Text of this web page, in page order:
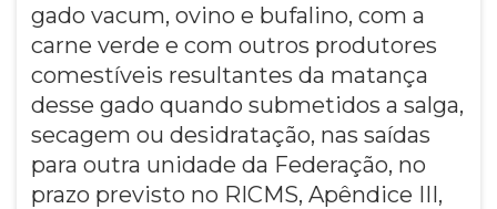
gado vacum, ovino e bufalino, com a
carne verde e com outros produtores
comestíveis resultantes da matança
desse gado quando submetidos a salga,
secagem ou desidratação, nas saídas
para outra unidade da Federação, no
prazo previsto no RICMS, Apêndice III,